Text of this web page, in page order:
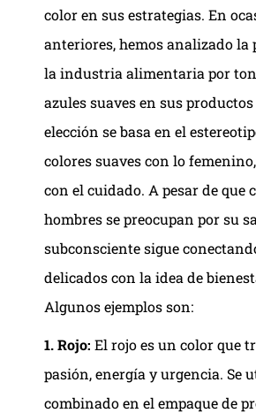
color en sus estrategias. En
anteriores, hemos analizado la
la industria alimentaria por
azules suaves en sus
elección se basa en el
colores suaves con lo
con el cuidado. A pesar de que
hombres se preocupan por su
subconsciente sigue
delicados con la idea de
Algunos ejemplos son:
1. Rojo: El rojo es un color que
pasión, energía y urgencia. Se
combinado en el empaque de